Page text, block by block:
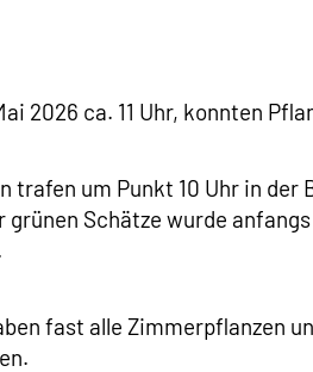
2026 ca. 11 Uhr, konnten
trafen um Punkt 10 Uhr in
Schätze wurde
fast alle Zimmerpflanzen